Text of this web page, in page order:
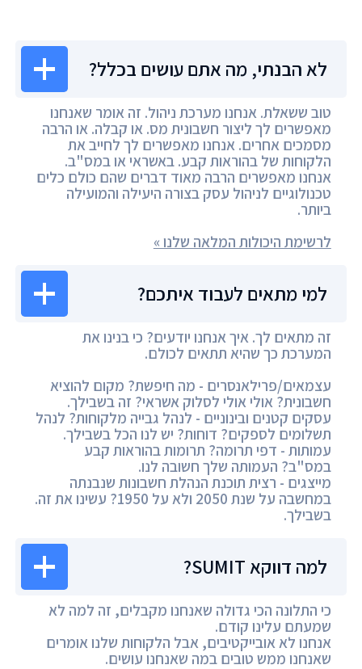
לא הבנתי, מה אתם עושים בכלל?
טוב ששאלת. אנחנו מערכת ניהול. זה אומר שאנחנו
מאפשרים לך ליצור חשבונית מס. או קבלה. או הרבה
מסמכים אחרים. אנחנו מאפשרים לך לחייב את
הלקוחות של בהוראות קבע. באשראי או במס"ב.
אנחנו מאפשרים הרבה מאוד דברים שהם כולם כלים
טכנולוגיים לניהול עסק בצורה היעילה והמועילה
ביותר.
לרשימת היכולות המלאה שלנו »
למי מתאים לעבוד איתכם?
זה מתאים לך. איך אנחנו יודעים? כי בנינו את
המערכת כך שהיא תתאים לכולם.
עצמאים/פרילאנסרים - מה חיפשת? מקום להוציא
חשבונית? אולי אולי לסלוק אשראי? זה בשבילך.
עסקים קטנים ובינוניים - לנהל גבייה מלקוחות? לנהל
תשלומים לספקים? דוחות? יש לנו הכל בשבילך.
עמותות - דפי תרומה? תרומות בהוראות קבע
במס"ב? העמותה שלך חשובה לנו.
מייצגים - רצית תוכנת הנהלת חשבונות שנבנתה
במחשבה על שנת 2050 ולא על 1950? עשינו את זה.
בשבילך.
למה דווקא SUMIT?
כי התלונה הכי גדולה שאנחנו מקבלים, זה למה לא
שמעתם עלינו קודם.
אנחנו לא אובייקטיבים, אבל הלקוחות שלנו אומרים
שאנחנו ממש טובים במה שאנחנו עושים.